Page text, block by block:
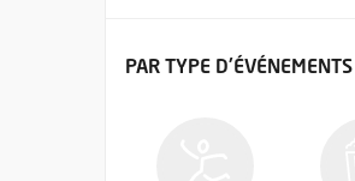
FILTRER LES ÉVÉNEMENTS
PAR TYPE D'ÉVÉNEMENTS